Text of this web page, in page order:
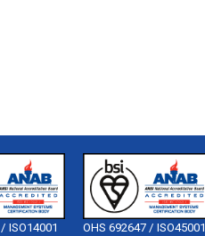
ISO14001
OHS 692647 / ISO45001